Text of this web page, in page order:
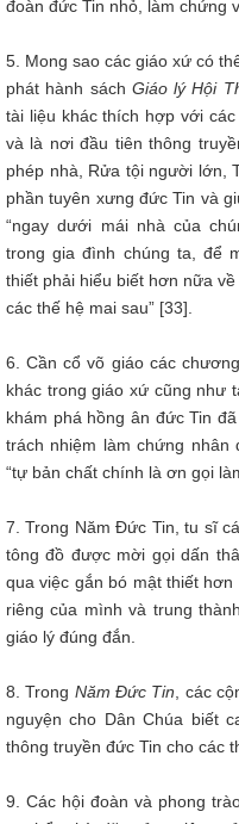
đoàn đức Tin nhỏ, làm chứng
5. Mong sao các giáo xứ có
phát hành sách Giáo lý Hội
tài liệu khác thích hợp với
và là nơi đầu tiên thông
phép nhà, Rửa tội người lớn,
phần tuyên xưng đức Tin và
“ngay dưới mái nhà của
trong gia đình chúng ta, để
thiết phải hiểu biết hơn nữa
các thế hệ mai sau” [33].
6. Cần cổ võ giáo các
khác trong giáo xứ cũng như
khám phá hồng ân đức Tin
trách nhiệm làm chứng
“tự bản chất chính là ơn gọi
7. Trong Năm Đức Tin, tu sĩ
tông đồ được mời gọi dấn
qua việc gắn bó mật thiết
riêng của mình và trung
giáo lý đúng đắn.
8. Trong Năm Đức Tin , các
nguyện cho Dân Chúa biết
thông truyền đức Tin cho các
9. Các hội đoàn và phong